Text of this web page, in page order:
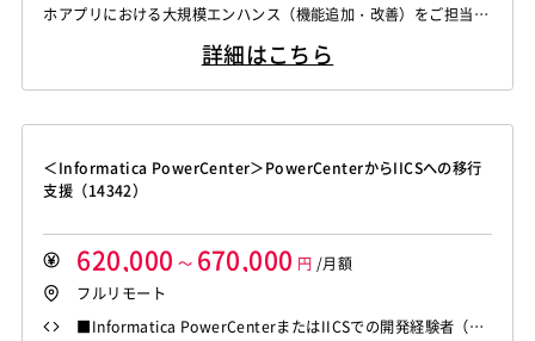
ホアプリにおける大規模エンハンス（機能追加・改善）をご担当い
ストを中心に一気通貫で対応します。 ※配属により一部Web側
詳細はこちら
＜Informatica PowerCenter＞PowerCenterからIICSへの移行
支援（14342）
620,000 ～ 670,000 円 /月額
フルリモート
■Informatica PowerCenterまたはIICSでの開発経験者（3